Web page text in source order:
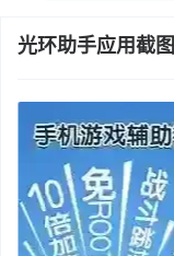
光环助手应用截图